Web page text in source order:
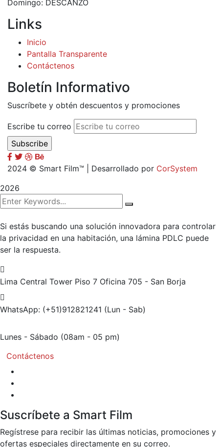
Domingo: DESCANZO
Links
Inicio
Pantalla Transparente
Contáctenos
Boletín Informativo
Suscríbete y obtén descuentos y promociones
Escribe tu correo
2024 © Smart Film™ | Desarrollado por CorSystem
2026
Si estás buscando una solución innovadora para controlar
la privacidad en una habitación, una lámina PDLC puede
ser la respuesta.
Lima Central Tower Piso 7 Oficina 705 - San Borja
WhatsApp: (+51)912821241 (Lun - Sab)
Lunes - Sábado (08am - 05 pm)
Contáctenos
Suscríbete a Smart Film
Regístrese para recibir las últimas noticias, promociones y
ofertas especiales directamente en su correo.